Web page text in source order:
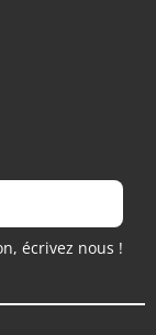
écrivez nous !